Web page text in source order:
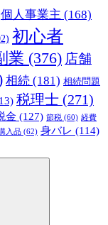
個人事業主 (168)
初心者
業 (376) 店舗
相続 (181) 相続問題
税理士 (271)
金 (127) 節税 (60) 経費
入品 (62) 身バレ (114)